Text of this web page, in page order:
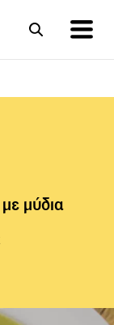
μύδια